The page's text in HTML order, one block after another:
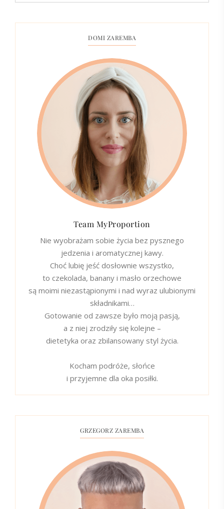
DOMI ZAREMBA
Team MyProportion
Nie wyobrażam sobie życia bez pysznego
jedzenia i aromatycznej kawy.
Choć lubię jeść dosłownie wszystko,
to czekolada, banany i masło orzechowe
są moimi niezastąpionymi i nad wyraz ulubionymi
składnikami…
Gotowanie od zawsze było moją pasją,
a z niej zrodziły się kolejne –
dietetyka oraz zbilansowany styl życia.
Kocham podróże, słońce
i przyjemne dla oka posiłki.
GRZEGORZ ZAREMBA